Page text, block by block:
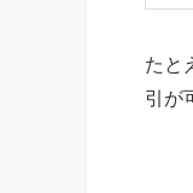
たと
引が